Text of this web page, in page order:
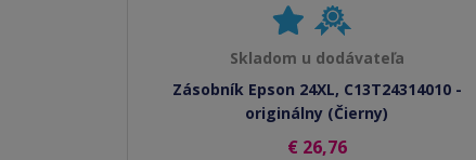
Skladom u dodávateľa
Zásobník Epson 24XL, C13T24314010 -
originálny (Čierny)
€ 26,76